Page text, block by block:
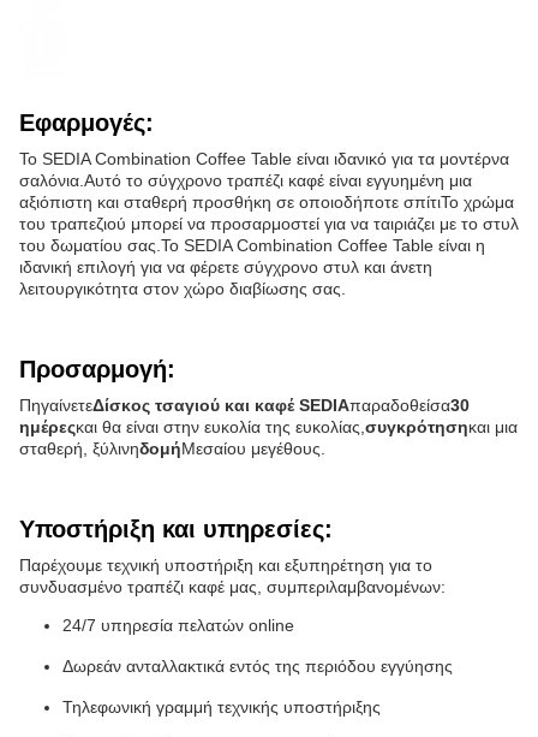
Εφαρμογές:
Το SEDIA Combination Coffee Table είναι ιδανικό για τα μοντέρνα
σαλόνια.Αυτό το σύγχρονο τραπέζι καφέ είναι εγγυημένη μια
αξιόπιστη και σταθερή προσθήκη σε οποιοδήποτε σπίτιΤο χρώμα
του τραπεζιού μπορεί να προσαρμοστεί για να ταιριάζει με το στυλ
του δωματίου σας.Το SEDIA Combination Coffee Table είναι η
ιδανική επιλογή για να φέρετε σύγχρονο στυλ και άνετη
λειτουργικότητα στον χώρο διαβίωσης σας.
Προσαρμογή:
ΠηγαίνετεΔίσκος τσαγιού και καφέ SEDIAπαραδοθείσα30
ημέρεςκαι θα είναι στην ευκολία της ευκολίας, συγκρότησηκαι μια
σταθερή, ξύλινηδομήΜεσαίου μεγέθους.
Υποστήριξη και υπηρεσίες:
Παρέχουμε τεχνική υποστήριξη και εξυπηρέτηση για το
συνδυασμένο τραπέζι καφέ μας, συμπεριλαμβανομένων:
24/7 υπηρεσία πελατών online
Δωρεάν ανταλλακτικά εντός της περιόδου εγγύησης
Τηλεφωνική γραμμή τεχνικής υποστήριξης